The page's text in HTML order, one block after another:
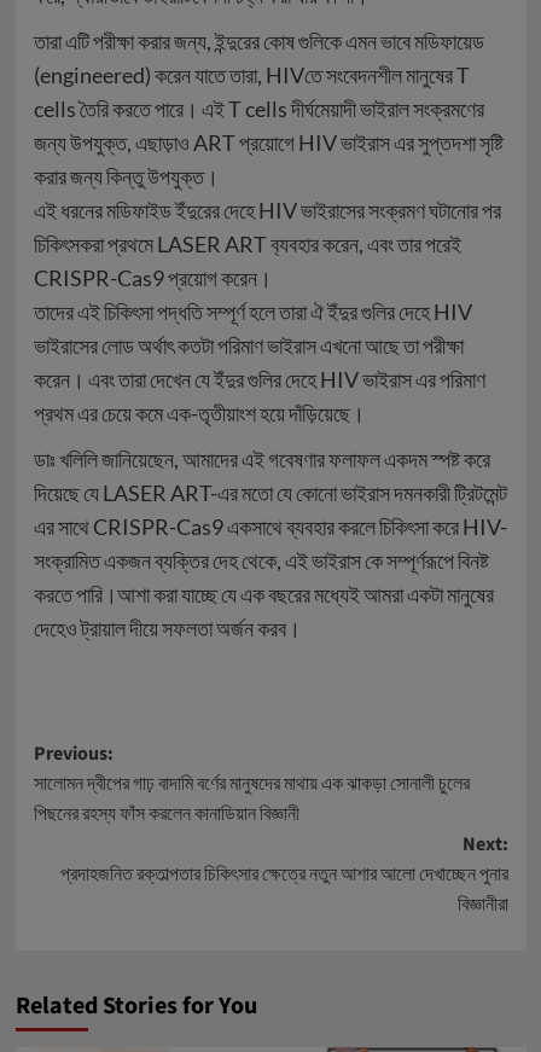
তারা এটি পরীক্ষা করার জন্য, ইন্দুরের কোষ গুলিকে এমন ভাবে মডিফায়েড
(engineered) করেন যাতে তারা, HIVতে সংবেদনশীল মানুষের T
cells তৈরি করতে পারে। এই T cells দীর্ঘমেয়াদী ভাইরাল সংক্রমণের
জন্য উপযুক্ত, এছাড়াও ART প্রয়োগে HIV ভাইরাস এর সুপ্তদশা সৃষ্টি
করার জন্য কিন্তু উপযুক্ত।
এই ধরনের মডিফাইড ইঁদুরের দেহে HIV ভাইরাসের সংক্রমণ ঘটানোর পর
চিকিৎসকরা প্রথমে LASER ART ব‍্যবহার করেন, এবং তার পরেই
CRISPR-Cas9 প্রয়োগ করেন।
তাদের এই চিকিৎসা পদ্ধতি সম্পূর্ণ হলে তারা ঐ ইঁদুর গুলির দেহে HIV
ভাইরাসের লোড অর্থাৎ কতটা পরিমাণ ভাইরাস এখনো আছে তা পরীক্ষা
করেন। এবং তারা দেখেন যে ইঁদুর গুলির দেহে HIV ভাইরাস এর পরিমাণ
প্রথম এর চেয়ে কমে এক-তৃতীয়াংশ হয়ে দাঁড়িয়েছে।
ডাঃ খলিলি জানিয়েছেন, আমাদের এই গবেষণার ফলাফল একদম স্পষ্ট করে
দিয়েছে যে LASER ART-এর মতো যে কোনো ভাইরাস দমনকারী ট্রিটমেন্ট
এর সাথে CRISPR-Cas9 একসাথে ব্যবহার করলে চিকিৎসা করে HIV-
সংক্রামিত একজন ব্যক্তির দেহ থেকে, এই ভাইরাস কে সম্পূর্ণরূপে বিনষ্ট
করতে পারি।আশা করা যাচ্ছে যে এক বছরের মধ্যেই আমরা একটা মানুষের
দেহেও ট্রায়াল দীয়ে সফলতা অর্জন করব।
Post
navigation
Previous:
সালোমন দ্বীপের গাঢ় বাদামি বর্ণের মানুষদের মাথায় এক ঝাকড়া সোনালী চুলের
পিছনের রহস্য ফাঁস করলেন কানাডিয়ান বিজ্ঞানী
Next:
প্রদাহজনিত রক্তাল্পতার চিকিৎসার ক্ষেত্রে নতুন আশার আলো দেখাচ্ছেন পুনার
বিজ্ঞানীরা
Related Stories for You